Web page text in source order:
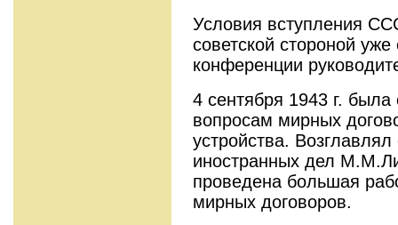
Условия вступления
советской стороной уже
конференции
4 сентября 1943 г.
вопросам мирных
устройства.
иностранных дел
проведена большая
мирных договоров.